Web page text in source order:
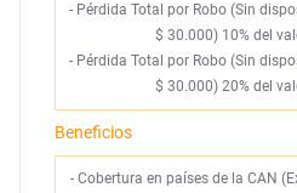
- Pérdida Total por Robo (Sin
$ 30.000) 10% del
- Pérdida Total por Robo (Sin
$ 30.000) 20% del
Beneficios
- Cobertura en países de la CAN